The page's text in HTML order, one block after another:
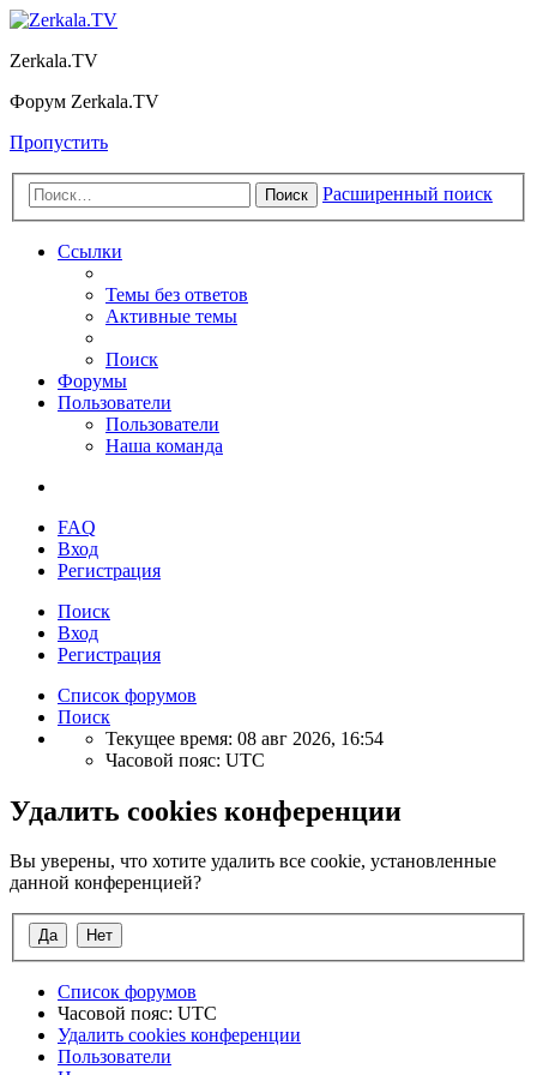
Zerkala.TV
Форум Zerkala.TV
Пропустить
Поиск Расширенный поиск
Ссылки
Темы без ответов
Активные темы
Поиск
Форумы
Пользователи
Пользователи
Наша команда
FAQ
Вход
Регистрация
Поиск
Вход
Регистрация
Список форумов
Поиск
Текущее время: 08 авг 2026, 16:54
Часовой пояс: UTC
Удалить cookies конференции
Вы уверены, что хотите удалить все cookie, установленные
данной конференцией?
Список форумов
Часовой пояс: UTC
Удалить cookies конференции
Пользователи